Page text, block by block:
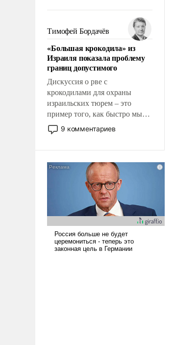
налогоплательщиков и где
Еревану за свои поступки не
нужно отвечать.
Тимофей Бордачёв
«Большая крокодила» из
Израиля показала проблему
границ допустимого
Дискуссия о рве с
крокодилами для охраны
израильских тюрем – это
пример того, как быстро мы
двигаемся по пути
революционных изменений.
псевдонаучной фантастики,
стало всерьез обсуждаемой
9 комментариев